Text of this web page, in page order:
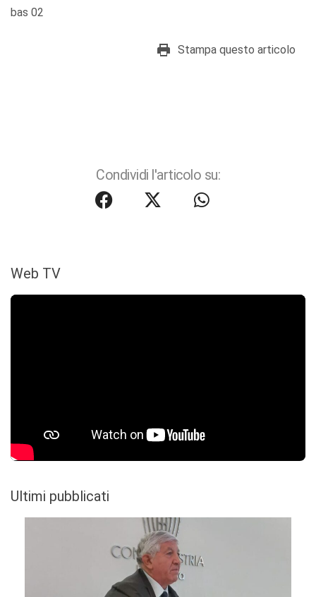
bas 02
Stampa questo articolo
Condividi l'articolo su:
Web TV
Ultimi pubblicati